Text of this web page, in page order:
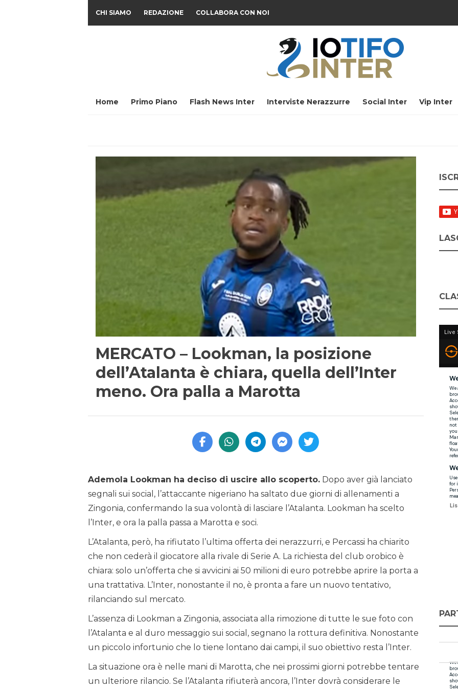
CHI SIAMO REDAZIONE COLLABORA CON NOI
Home Primo Piano Flash News Inter Interviste Nerazzurre Social Inter Vip Inter
MERCATO – Lookman, la posizione
dell’Atalanta è chiara, quella dell’Inter
meno. Ora palla a Marotta
Ademola Lookman ha deciso di uscire allo scoperto. Dopo aver già lanciato
segnali sui social, l’attaccante nigeriano ha saltato due giorni di allenamenti a
Zingonia, confermando la sua volontà di lasciare l’Atalanta. Lookman ha scelto
l’Inter, e ora la palla passa a Marotta e soci.
L’Atalanta, però, ha rifiutato l’ultima offerta dei nerazzurri, e Percassi ha chiarito
che non cederà il giocatore alla rivale di Serie A. La richiesta del club orobico è
chiara: solo un’offerta che si avvicini ai 50 milioni di euro potrebbe aprire la porta a
una trattativa. L’Inter, nonostante il no, è pronta a fare un nuovo tentativo,
rilanciando sul mercato.
L’assenza di Lookman a Zingonia, associata alla rimozione di tutte le sue foto con
l’Atalanta e al duro messaggio sui social, segnano la rottura definitiva. Nonostante
un piccolo infortunio che lo tiene lontano dai campi, il suo obiettivo resta l’Inter.
La situazione ora è nelle mani di Marotta, che nei prossimi giorni potrebbe tentare
un ulteriore rilancio. Se l’Atalanta rifiuterà ancora, l’Inter dovrà considerare le